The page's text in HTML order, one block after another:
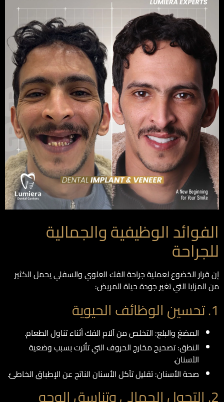
الفوائد الوظيفية والجمالية
للجراحة
إن قرار الخضوع لعملية جراحة الفك العلوي والسفلي يحمل الكثير
من المزايا التي تغير جودة حياة المريض:
1. تحسين الوظائف الحيوية
المضغ والبلع: التخلص من آلام الفك أثناء تناول الطعام.
النطق: تصحيح مخارج الحروف التي تأثرت بسبب وضعية
الأسنان.
صحة الأسنان: تقليل تآكل الأسنان الناتج عن الإطباق الخاطئ.
2. التحول الجمالي وتناسق الوجه